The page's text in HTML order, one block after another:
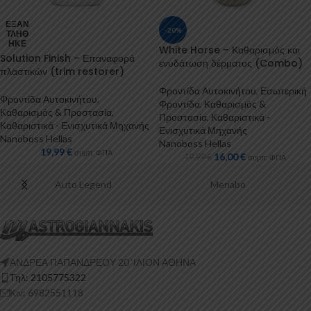
ΕΞΑΝ
ΤΛΉΘ
ΗΚΕ
Solution Finish – Επαναφορά
πλαστικών (trim restorer)
Φροντίδα Αυτοκινήτου,
Καθαρισμός & Προστασία,
Καθαριστικά - Ενισχυτικά Μηχανής
Nanoboss Hellas
19,99€ συμπ. ΦΠΑ
-20%
White Horse – Καθαρισμός και
ενυδάτωση δέρματος (Combo)
Φροντίδα Αυτοκινήτου Εσωτερική
Φροντίδα, Καθαρισμός &
Προστασία, Καθαριστικά -
Ενισχυτικά Μηχανής
Nanoboss Hellas
19,99 € 16,00€ συμπ. ΦΠΑ
Auto Legend Menabo
ΑΝΔΡΕΑ ΠΑΠΑΝΔΡΕΟΥ 20 ‘ΙΛΙΟΝ ΑΘΗΝΑ
Τηλ: 2105775322
Κιν: 6982551118